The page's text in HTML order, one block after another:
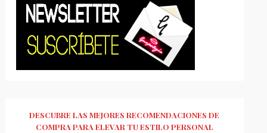
DESCUBRE LAS MEJORES RECOMENDACIONES DE
COMPRA PARA ELEVAR TU ESTILO PERSONAL